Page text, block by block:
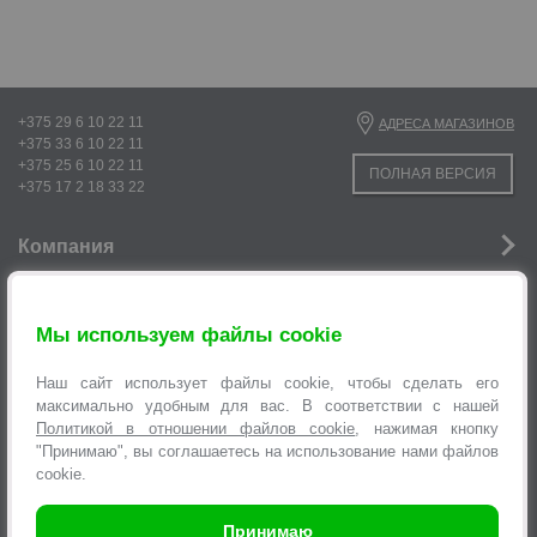
р
Мы используем файлы cookie
Наш сайт использует файлы cookie, чтобы сделать его
максимально удобным для вас. В соответствии с нашей
Политикой в отношении файлов cookie, нажимая кнопку
"Принимаю", вы соглашаетесь на использование нами файлов
cookie.
Принимаю
+375 29 6 10 22 11
+375 33 6 10 22 11
+375 25 6 10 22 11
+375 17 2 18 33 22
АДРЕСА МАГАЗИНОВ
ПОЛНАЯ ВЕРСИЯ
Компания
Услуги
Оформление заявок